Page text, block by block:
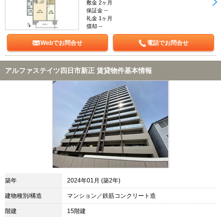
敷金 2ヶ月
保証金 --
礼金 1ヶ月
償却 --
Webでお問合せ 電話でお問合せ
アルファステイツ四日市新正 賃貸物件基本情報
築年 2024年01月 (築2年)
建物種別/構造 マンション／鉄筋コンクリート造
階建 15階建